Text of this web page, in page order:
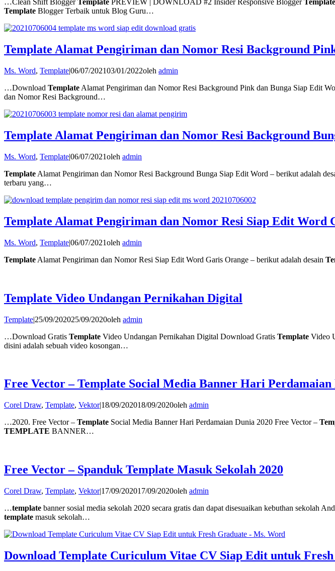
…Clean Shift BloggerTemplate PREVIEW | DOWNLOAD #2 Insider Responsive BloggerTemplate
Template Blogger Terbaik untuk Blog Guru…
Template Alamat Pengiriman dan Nomor Resi Background
Ms. Word, Template|06/07/202103/01/2022oleh admin
…Download Template Alamat Pengiriman dan Nomor Resi Background Pink dan Bunga Siap Edit
dan Nomor Resi Background…
Template Alamat Pengiriman dan Nomor Resi Background
Ms. Word, Template|06/07/2021oleh admin
Template Alamat Pengiriman dan Nomor Resi Background Bunga Siap Edit Word – berikut adalah
terbaru yang…
Template Alamat Pengiriman dan Nomor Resi Siap Edit Word
Ms. Word, Template|06/07/2021oleh admin
Template Alamat Pengiriman dan Nomor Resi Siap Edit Word Garis Orange – berikut adalah desain
Template Video Undangan Pernikahan Digital
Template|25/09/202025/09/2020oleh admin
…Download Gratis Template Video Undangan Pernikahan Digital Download Gratis Template Video
disini adalah sebuah video kosongan…
Free Vector – Template Social Media Banner Hari Perdamaian
Corel Draw, Template, Vektor|18/09/202018/09/2020oleh admin
…2020. Free Vector – Template Social Media Banner Hari Perdamaian Dunia 2020 Free Vector –
TEMPLATE BANNER…
Free Vector – Spanduk Template Masuk Sekolah 2020
Corel Draw, Template, Vektor|17/09/202017/09/2020oleh admin
…template banner sosial media sekolah 2020 secara gratis dan dapat disesuaikan kebuthan sekolah
template masuk sekolah…
Download Template Curiculum Vitae CV Siap Edit untuk